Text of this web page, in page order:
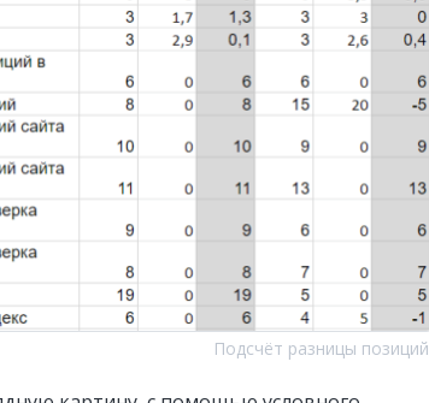
Подсчёт разницы позиций